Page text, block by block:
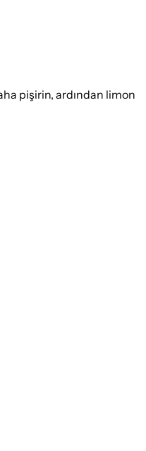
pişirin, ardından limon